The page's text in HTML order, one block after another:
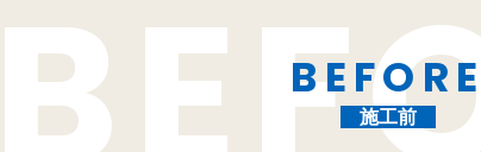
BEFORE
施工前